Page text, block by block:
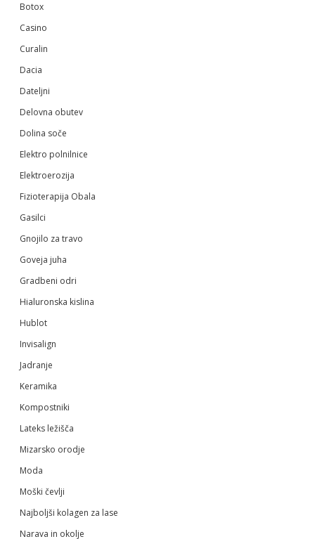
Botox
Casino
Curalin
Dacia
Dateljni
Delovna obutev
Dolina soče
Elektro polnilnice
Elektroerozija
Fizioterapija Obala
Gasilci
Gnojilo za travo
Goveja juha
Gradbeni odri
Hialuronska kislina
Hublot
Invisalign
Jadranje
Keramika
Kompostniki
Lateks ležišča
Mizarsko orodje
Moda
Moški čevlji
Najboljši kolagen za lase
Narava in okolje